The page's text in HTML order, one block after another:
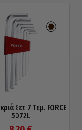
Σετ 7 Tεμ. FORCE
5072L